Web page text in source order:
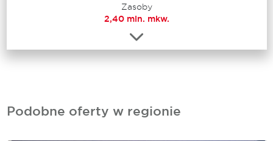
Zasoby
2,40 mln. mkw.
Podobne oferty w regionie